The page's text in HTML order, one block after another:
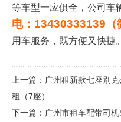
等车型一应俱全，公司车
电：13430333139（
用车服务，既方便又快捷。
上一篇： 广州租新款七座别
租（7座）
下一篇： 广州市租车配带司